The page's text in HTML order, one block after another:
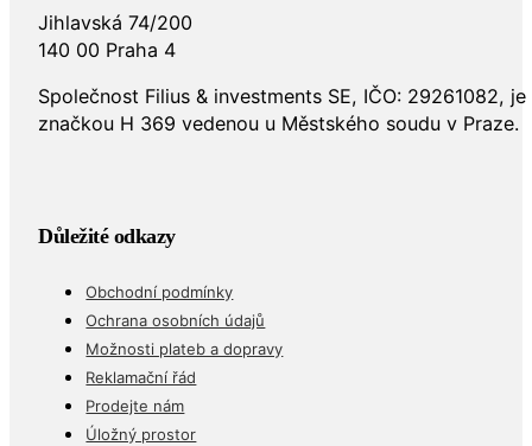
Jihlavská 74/200
140 00 Praha 4
Společnost Filius & investments SE, IČO: 29261082,
značkou H 369 vedenou u Městského soudu v Praze.
Důležité odkazy
Obchodní podmínky
Ochrana osobních údajů
Možnosti plateb a dopravy
Reklamační řád
Prodejte nám
Úložný prostor